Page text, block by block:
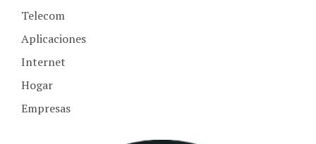
Telecom
Aplicaciones
Internet
Hogar
Empresas